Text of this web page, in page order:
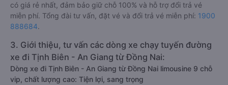
có giá rẻ nhất, đảm bảo giữ chỗ 100% và hỗ trợ đổi trả vé
miễn phí. Tổng đài tư vấn, đặt vé và đổi trả vé miễn phí: 1900
888684.
3. Giới thiệu, tư vấn các dòng xe chạy tuyến đường
xe đi Tịnh Biên - An Giang từ Đồng Nai:
Dòng xe đi Tịnh Biên - An Giang từ Đồng Nai limousine 9 chỗ
vip, chất lượng cao: Tiện lợi, sang trọng